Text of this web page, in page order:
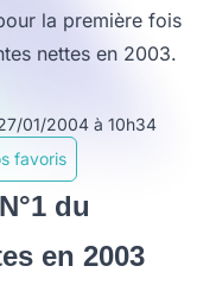
la première fois
nettes en 2003.
01/2004 à 10h34
favoris
du
en 2003